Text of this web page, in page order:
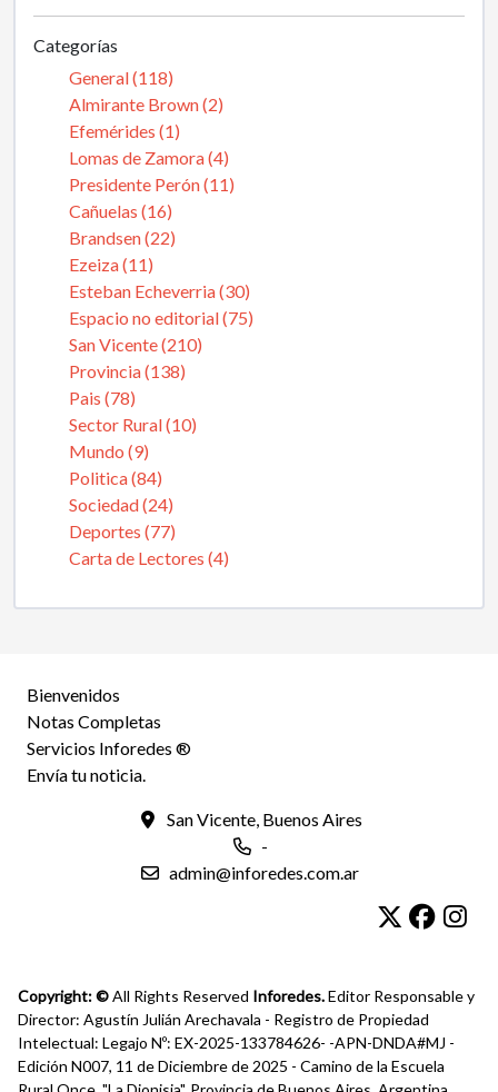
Categorías
General (118)
Almirante Brown (2)
Efemérides (1)
Lomas de Zamora (4)
Presidente Perón (11)
Cañuelas (16)
Brandsen (22)
Ezeiza (11)
Esteban Echeverria (30)
Espacio no editorial (75)
San Vicente (210)
Provincia (138)
Pais (78)
Sector Rural (10)
Mundo (9)
Politica (84)
Sociedad (24)
Deportes (77)
Carta de Lectores (4)
Bienvenidos
Notas Completas
Servicios Inforedes ®
Envía tu noticia.
San Vicente, Buenos Aires
-
admin@inforedes.com.ar
Copyright: ©All Rights Reserved Inforedes.Editor Responsable y
Director: Agustín Julián Arechavala - Registro de Propiedad
Intelectual: Legajo Nº: EX-2025-133784626- -APN-DNDA#MJ -
Edición N007, 11 de Diciembre de 2025 - Camino de la Escuela